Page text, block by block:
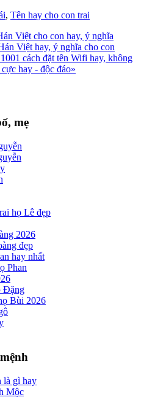
, Tên hay cho con trai
Việt hay, ý nghĩa cho con
cách đặt tên Wifi hay, không
»
mẹ
họ Lê đẹp
2026
đẹp
hay nhất
Phan
Đặng
Bùi 2026
là gì hay
Mộc